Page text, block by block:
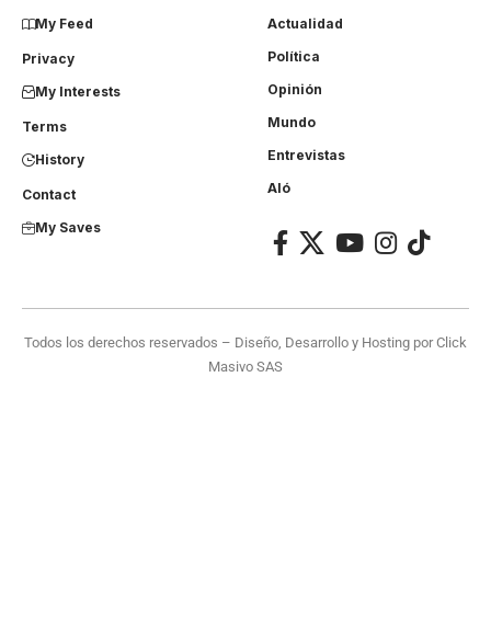
My Feed
Privacy
My Interests
Terms
History
Contact
My Saves
Actualidad
Política
Opinión
Mundo
Entrevistas
Aló
Todos los derechos reservados – Diseño, Desarrollo y Hosting porClick
Masivo SAS